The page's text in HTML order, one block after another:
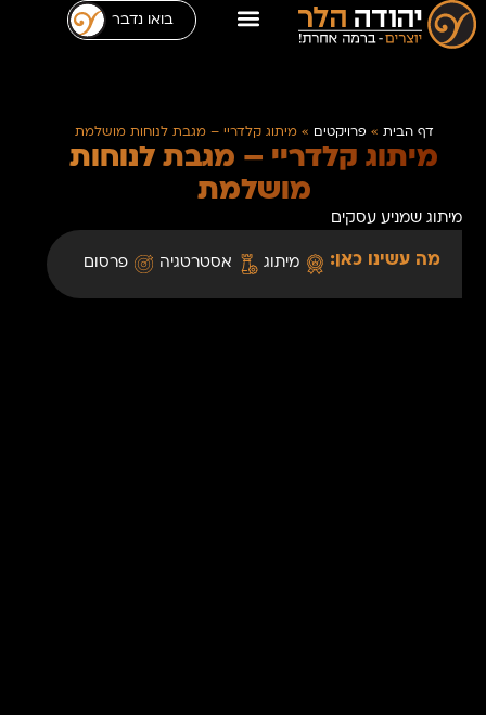
בואו נדבר
דף הבית » פרויקטים »מיתוג קלדריי – מגבת לנוחות מושלמת
מיתוג קלדריי – מגבת לנוחות
מושלמת
מיתוג שמניע עסקים
מה עשינו כאן: מיתוג אסטרטגיה פרסום